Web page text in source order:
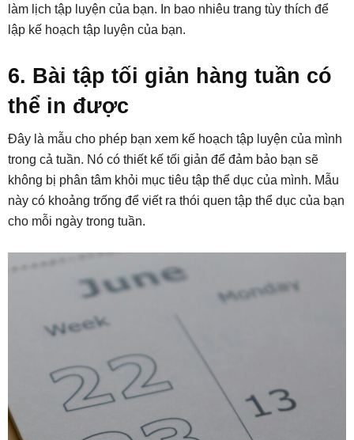
làm lịch tập luyện của bạn. In bao nhiêu trang tùy thích để
lập kế hoạch tập luyện của bạn.
6. Bài tập tối giản hàng tuần có
thể in được
Đây là mẫu cho phép bạn xem kế hoạch tập luyện của mình
trong cả tuần. Nó có thiết kế tối giản để đảm bảo bạn sẽ
không bị phân tâm khỏi mục tiêu tập thể dục của mình. Mẫu
này có khoảng trống để viết ra thói quen tập thể dục của bạn
cho mỗi ngày trong tuần.